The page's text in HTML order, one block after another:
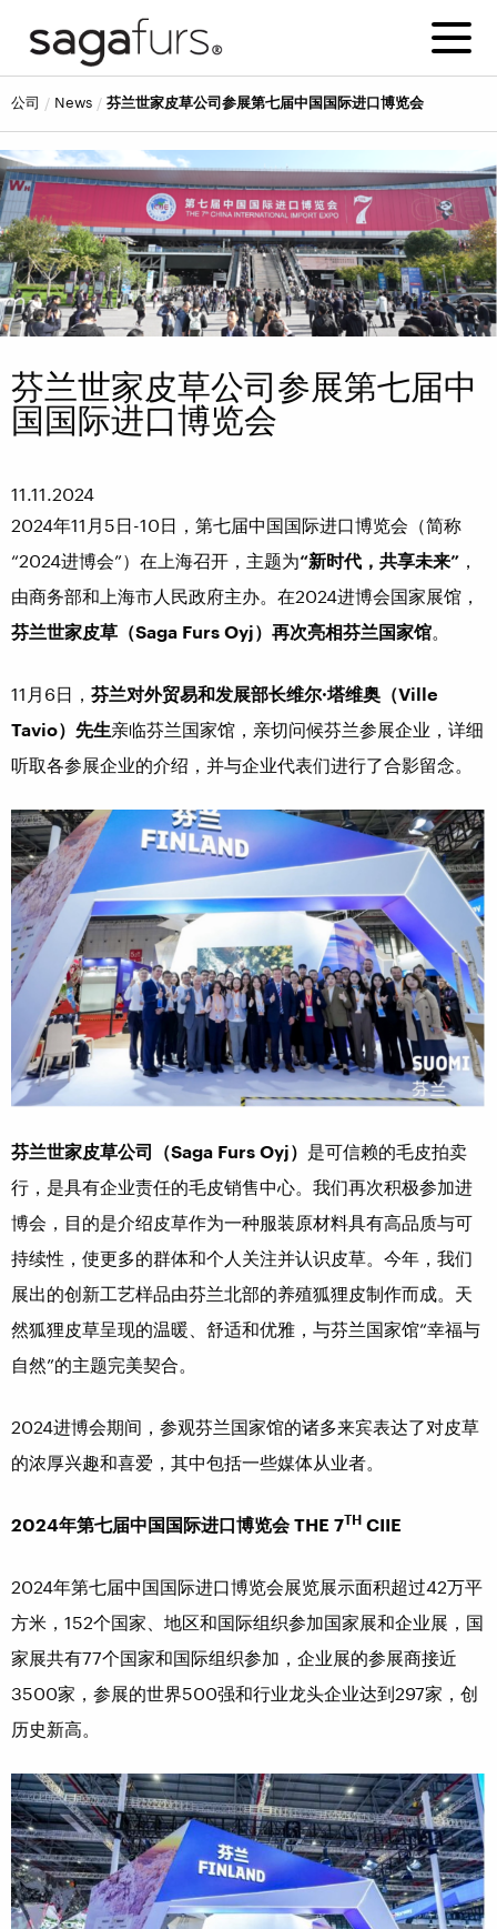
公司 news 芬兰世家皮草公司参展第七届中国国际进口博览会
芬兰世家皮草公司参展第七届中
国国际进口博览会
11.11.2024
2024年11月5日-10日，第七届中国国际进口博览会（简称
“2024进博会”）在上海召开，主题为“新时代，共享未来” ，
由商务部和上海市人民政府主办。在2024进博会国家展馆，
芬兰世家皮草（Saga Furs Oyj）再次亮相芬兰国家馆。
11月6日， 芬兰对外贸易和发展部长维尔·塔维奥（Ville
Tavio）先生亲临芬兰国家馆，亲切问候芬兰参展企业，详细
听取各参展企业的介绍，并与企业代表们进行了合影留念。
芬兰世家皮草公司（Saga Furs Oyj） 是可信赖的毛皮拍卖
行，是具有企业责任的毛皮销售中心。我们再次积极参加进
博会，目的是介绍皮草作为一种服装原材料具有高品质与可
持续性，使更多的群体和个人关注并认识皮草。今年，我们
展出的创新工艺样品由芬兰北部的养殖狐狸皮制作而成。天
然狐狸皮草呈现的温暖、舒适和优雅，与芬兰国家馆“幸福与
自然”的主题完美契合。
2024进博会期间，参观芬兰国家馆的诸多来宾表达了对皮草
的浓厚兴趣和喜爱，其中包括一些媒体从业者。
2024年第七届中国国际进口博览会THE 7TH CIIE
2024年第七届中国国际进口博览会展览展示面积超过42万平
方米，152个国家、地区和国际组织参加国家展和企业展，国
家展共有77个国家和国际组织参加，企业展的参展商接近
3500家，参展的世界500强和行业龙头企业达到297家，创
历史新高。